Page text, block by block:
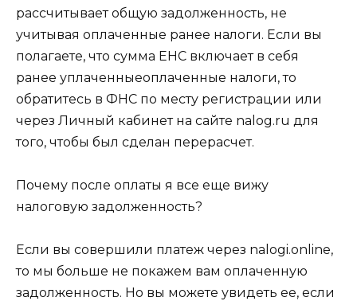
рассчитывает общую задолженность, не
учитывая оплаченные ранее налоги. Если вы
полагаете, что сумма ЕНС включает в себя
ранее уплаченныеоплаченные налоги, то
обратитесь в ФНС по месту регистрации или
через Личный кабинет на сайте nalog.ru для
того, чтобы был сделан перерасчет.
Почему после оплаты я все еще вижу
налоговую задолженность?
Если вы совершили платеж через nalogi.online,
то мы больше не покажем вам оплаченную
задолженность. Но вы можете увидеть ее, если